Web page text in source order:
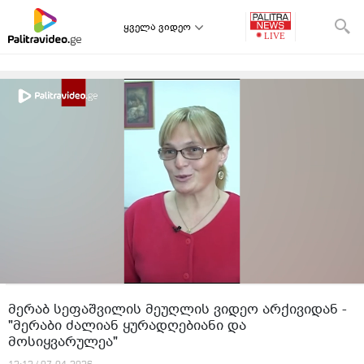
ყველა ვიდეო
მერაბ სეფაშვილის მეუღლის ვიდეო არქივიდან -
"მერაბი ძალიან ყურადღებიანი და
მოსიყვარულეა"